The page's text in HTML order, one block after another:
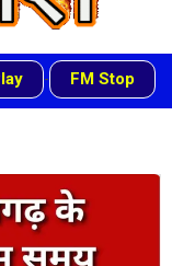
- FM Stop